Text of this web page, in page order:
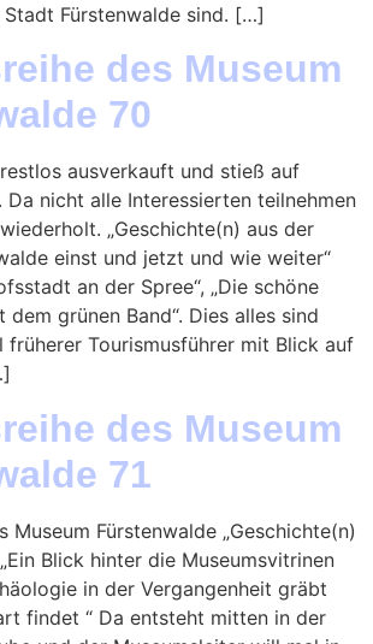
Stadt Fürstenwalde sind. […]
des Museum
70
ausverkauft und stieß auf
Da nicht alle Interessierten teilnehmen
„Geschichte(n) aus der
einst und jetzt und wie weiter“
an der Spree“, „Die schöne
grünen Band“. Dies alles sind
früherer Tourismusführer mit Blick auf
des Museum
71
Museum Fürstenwalde „Geschichte(n)
Blick hinter die Museumsvitrinen
in der Vergangenheit gräbt
findet “ Da entsteht mitten in der